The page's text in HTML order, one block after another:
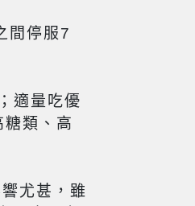
間停服7
適量吃優
類、高
尤甚，雖